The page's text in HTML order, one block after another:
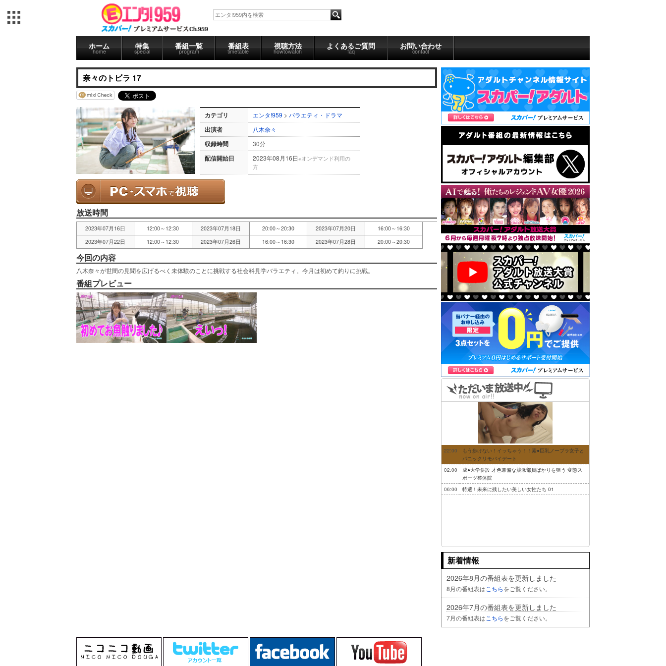
ホーム
home
特集
special
番組一覧
program
番組表
timetable
視聴方法
howtowatch
よくあるご質問
faq
お問い合わせ
contact
奈々のトビラ 17
カテゴリ エンタ!959 > バラエティ・ドラマ
出演者 八木奈々
収録時間 30分
配信開始日 2023年08月16日※オンデマンド利用の
方
放送時間
2023年07月16日 12:00～12:30 2023年07月18日 20:00～20:30 2023年07月20日
16:00～16:30
2023年07月22日
12:00～12:30 2023年07月26日 16:00～16:30 2023年07月28日 20:00～20:30
今回の内容
八木奈々が世間の見聞を広げるべく未体験のことに挑戦する社会科見学バラエティ。今月は初めて釣りに挑戦。
番組プレビュー
22:00
もう歩けない！イッちゃう！！素●巨乳ノーブラ女子と
パニックリモバイデート
02:00
成●大学併設 才色兼備な競泳部員ばかりを狙う 変態ス
ポーツ整体院
06:00
特選！未来に残したい美しい女性たち 01
新着情報
2026年8月の番組表を更新しました
8月の番組表は こちらをご覧ください。
2026年7月の番組表を更新しました
7月の番組表は こちらをご覧ください。